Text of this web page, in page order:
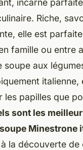
incarne
Riche,
elle est
famille ou entre
soupe aux
italienne,
les papilles que
sont les
Minestrone
la découverte de